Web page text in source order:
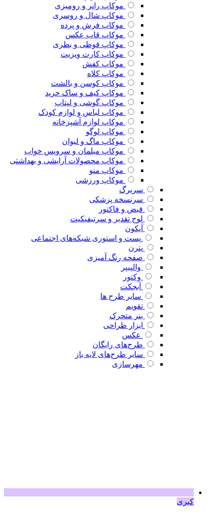
موکاپ رانر و رومیزی
موکاپ شال و روسری
موکاپ فرش و پرده
موکاپ قاب عکس
موکاپ قوطی و بطری
موکاپ کارت ویزیت
موکاپ کفش
موکاپ کلاه
موکاپ کوسن و بالشت
موکاپ کیف و ساک خرید
موکاپ گوشی و لپتاپ
موکاپ لباس و لوازم کودک
موکاپ لوازم آشپزخانه
موکاپ لوگو
موکاپ ماگ و لیوان
موکاپ مبلمان و سرویس خواب
موکاپ محصولات آرایشی و بهداشتی
موکاپ منو
موکاپ ورزشی
سربرگ
سرنسخه پزشکی
قبض و فاکتور
لوح تقدیر و سرتیفیکیت
آیکون
پست و استوری شبکه‌های اجتماعی
پترن
صفحه رنگ آمیزی
والپیپر
وکتور
آبجکت
سایر طرح ها
تقویم
بنر متحرک
ابزار طراحی
عکس
طرح‌های رایگان
سایر طرح‌های لایه باز
مهرسازی
کبری